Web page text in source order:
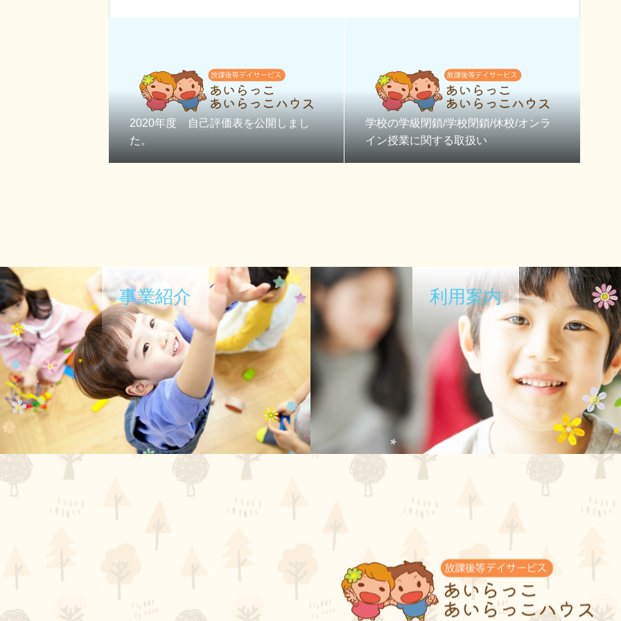
2020年度 自己評価表を公開しまし
た。
学校の学級閉鎖/学校閉鎖/休校/オンラ
イン授業に関する取扱い
事業紹介 利用案内